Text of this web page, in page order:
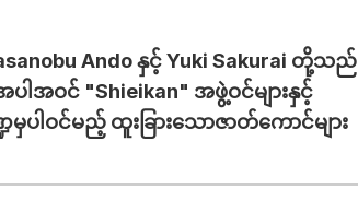
Ando နှင့် Yuki Sakurai တို့သည်
အဝင် "Shieikan" အဖွဲ့ဝင်များနှင့်
ဝင်မည့် ထူးခြားသောဇာတ်ကောင်များ